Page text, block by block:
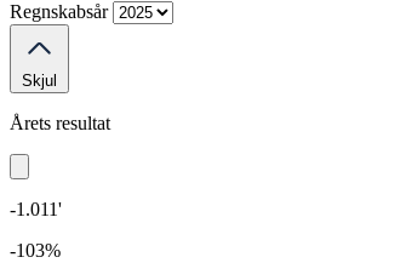
Regnskabsår
Skjul
Årets resultat
-1.011'
-103%